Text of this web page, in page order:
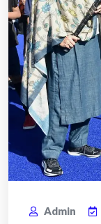
Admin